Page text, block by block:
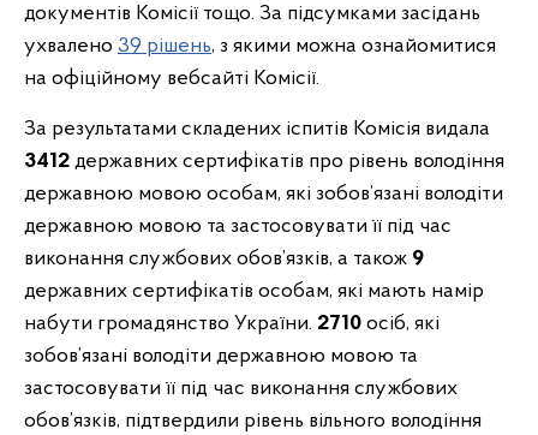
документів Комісії тощо. За підсумками засідань
ухвалено 39 рішень, з якими можна ознайомитися
на офіційному вебсайті Комісії.
За результатами складених іспитів Комісія видала
3412 державних сертифікатів про рівень володіння
державною мовою особам, які зобов’язані володіти
державною мовою та застосовувати її під час
виконання службових обов’язків, а також 9
державних сертифікатів особам, які мають намір
набути громадянство України. 2710 осіб, які
зобов’язані володіти державною мовою та
застосовувати її під час виконання службових
обов’язків, підтвердили рівень вільного володіння